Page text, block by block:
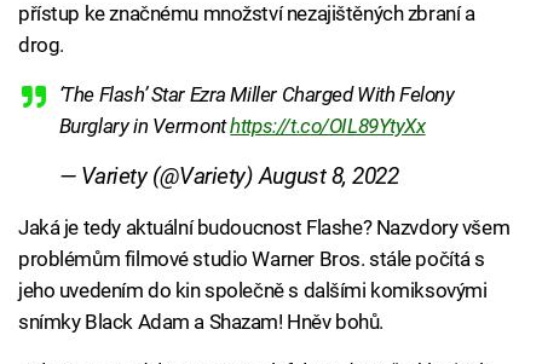
přístup ke značnému množství nezajištěných zbraní a
drog.
‘The Flash’ Star Ezra Miller Charged With Felony
Burglary in Vermonthttps://t.co/OIL89YtyXx
— Variety (@Variety)August 8, 2022
Jaká je tedy aktuální budoucnost Flashe? Nazvdory všem
problémům filmové studio Warner Bros. stále počítá s
jeho uvedením do kin společně s dalšími komiksovými
snímky Black Adam a Shazam! Hněv bohů.